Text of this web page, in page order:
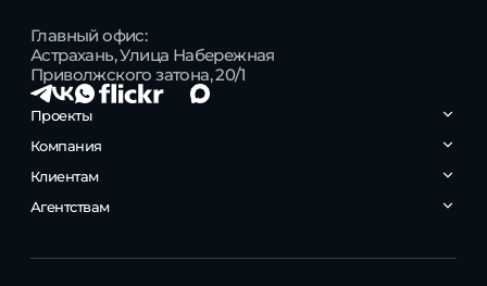
Главный офис:
Астрахань, Улица Набережная
Приволжского затона, 20/1
Проекты
Бакинская 65
РАЗУМ на Энергетической
РАЗУМ на Звездной
РАЗУМ на Боевой
Зеленые кварталы
Гагарин
Волжская Ривьера
Компания
Контакты
О компании
Карьера
Клиентам
Личный кабинет
Агентствам